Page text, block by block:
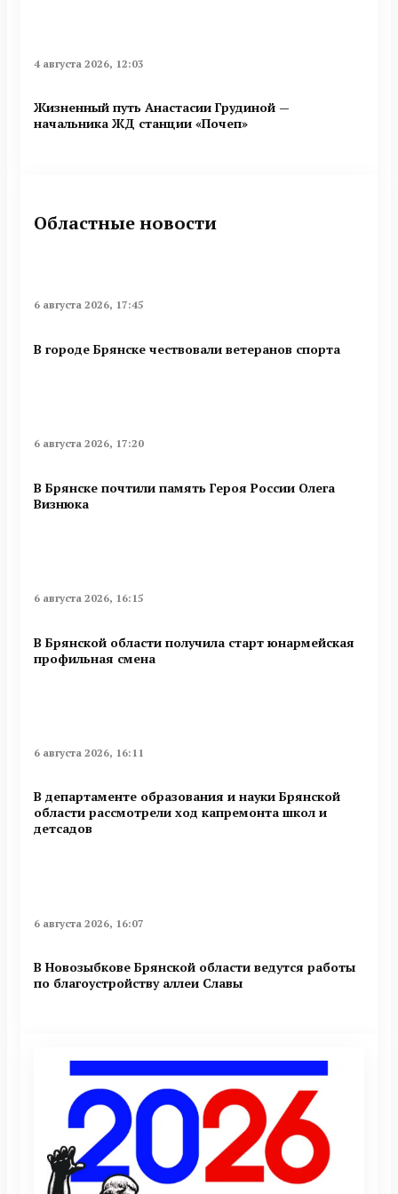
4 августа 2026, 12:03
Жизненный путь Анастасии Грудиной —
начальника ЖД станции «Почеп»
Областные новости
6 августа 2026, 17:45
В городе Брянске чествовали ветеранов спорта
6 августа 2026, 17:20
В Брянске почтили память Героя России Олега
Визнюка
6 августа 2026, 16:15
В Брянской области получила старт юнармейская
профильная смена
6 августа 2026, 16:11
В департаменте образования и науки Брянской
области рассмотрели ход капремонта школ и
детсадов
6 августа 2026, 16:07
В Новозыбкове Брянской области ведутся работы
по благоустройству аллеи Славы